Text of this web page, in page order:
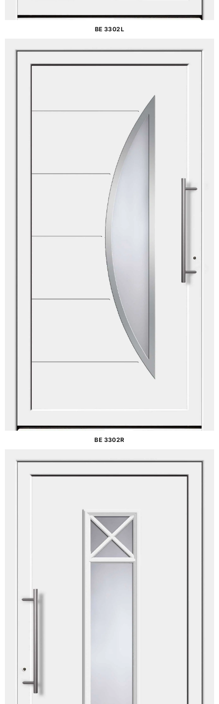
BE 3302L
BE 3302R